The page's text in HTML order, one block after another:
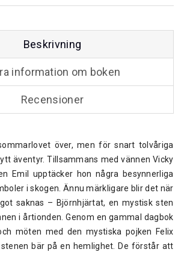
Beskrivning
information om boken
Recensioner
över, men för snart tolvåriga
äventyr. Tillsammans med vännen Vicky
Emil upptäcker hon några besynnerliga
i skogen. Ännu märkligare blir det när
saknas – Björnhjärtat, en mystisk sten
i årtionden. Genom en gammal dagbok
möten med den mystiska pojken Felix
bär på en hemlighet. De förstår att